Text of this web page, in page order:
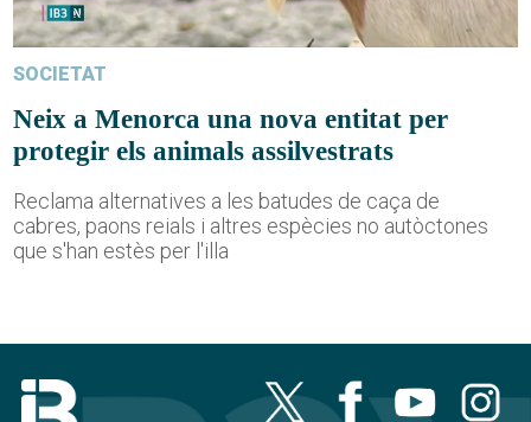
SOCIETAT
Neix a Menorca una nova entitat per
protegir els animals assilvestrats
Reclama alternatives a les batudes de caça de
cabres, paons reials i altres espècies no autòctones
que s'han estès per l'illa